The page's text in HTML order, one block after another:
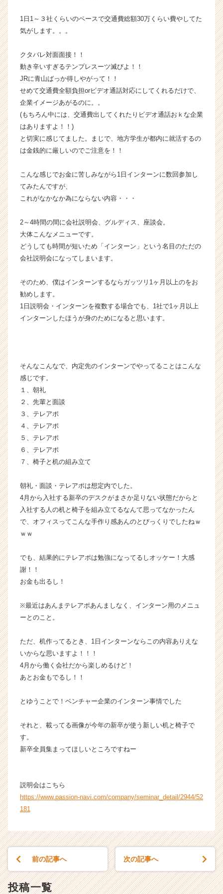
ン
成
長
企
業
か
ら
ウ
ト
届
就
イ
ト
チ
ア
ャ
（C
h
C
1日1～３社くらいのペースで交通費総額30万くらい費やしてた
気がします。。。
クタバレ対面面接！！
動き辛いすぎるテンプレスーツ滅びよ！！
JRに青山ばっか得しやがって！！
せめて交通費全額負担orビデオ通話対応にしてくれるだけで、
企業イメージあがるのに。。
(もちろん中には、交通費出してくれたりビデオ通話おｋな企業
はありますよ！！)
と切実に感じてました。まじで、地方学生が都内に就活するの
は金銭的に厳しいのでご注意を！！
こんな感じでお金に苦しみながら1日インターンに数回参加し
てみたんですが、
これがなかなか為にならない内容・・・
2～4時間の間に会社説明会、グルディス、座談会。
大体こんなメニューです。
どうしても時間が短いため「インターン」という名目のただの
会社説明会になってしまいます。
そのため、僕はインターンするならガッツリ1ヶ月以上のをお
勧めします。
1日説明会・インターンを複数する場合でも、1社で1ヶ月以上
インターンしたほうが身のためになると思います。
そんなこんなで、内定先のインターンでやってることはこんな
感じです。
１、朝礼
２、先輩と面談
３、テレアポ
４、テレアポ
５、テレアポ
６、テレアポ
７、椅子と机の組み立て
朝礼・面談・テレアポは想定内でした。
4月から入社する新卒のデスクがまさか足りない状態だからと
入社する人の机と椅子を組み立てるなんて思ってなかったん
で、オフィスってこんな手作り感あんのとびっくりでしたねｗ
ｗｗ
でも、結果的にテレアポは勉強になってるしオッケー！大感
謝！！
お金も出るし！
※最近はあんまテレアポあんましなく、インターン用のメニュ
ーとのこと。
ただ、机作ってるとき、1日インターンならこの内容ありえな
いからな思いますよ！！！
4月から働く会社だから楽しめるけど！
あとお金もでるし！！
とゆうことで！ベンチャー企業のインターン事情でした
それと、載ってる画像が今年の新卒が使う新しい机と椅子で
す。
新卒全員集まってほしいところですねー
説明会はこちら
https://www.passion-navi.com/company/seminar_detail/2944/52
181
前の記事へ 次の記事へ
投稿一覧